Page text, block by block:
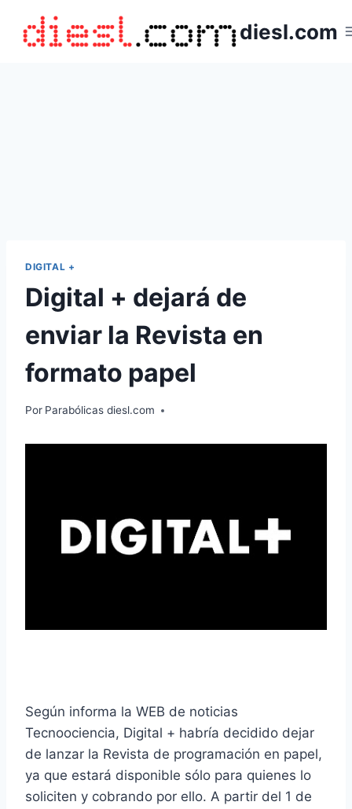
contenido
diesl.com
DIGITAL +
Digital + dejará de
enviar la Revista en
formato papel
Por Parabólicas diesl.com
Según informa la WEB de noticias
Tecnoociencia, Digital + habría decidido dejar
de lanzar la Revista de programación en papel,
ya que estará disponible sólo para quienes lo
soliciten y cobrando por ello. A partir del 1 de